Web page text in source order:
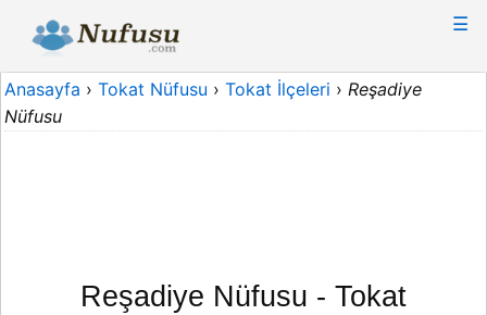
☰
Anasayfa › Tokat Nüfusu › Tokat İlçeleri › Reşadiye
Nüfusu
Reşadiye Nüfusu - Tokat